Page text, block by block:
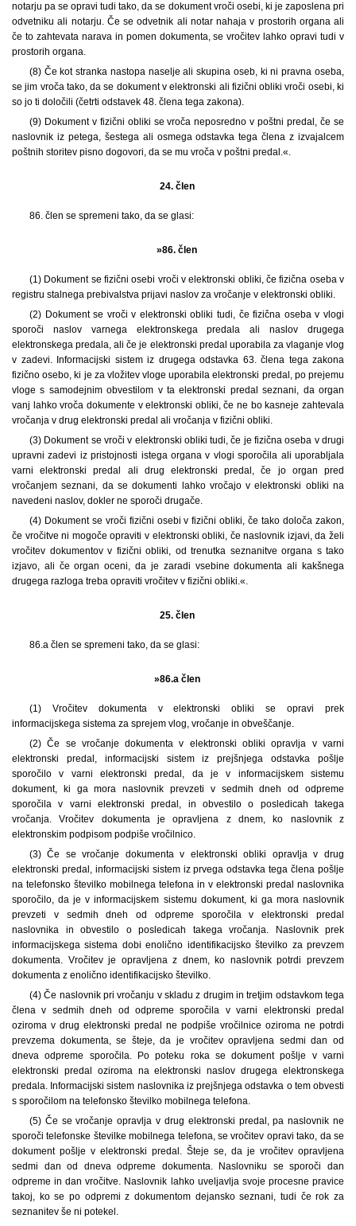
notarju pa se opravi tudi tako, da se dokument vroči osebi, ki je zaposlena pri
odvetniku ali notarju. Če se odvetnik ali notar nahaja v prostorih organa ali
če to zahtevata narava in pomen dokumenta, se vročitev lahko opravi tudi v
prostorih organa.
(8) Če kot stranka nastopa naselje ali skupina oseb, ki ni pravna oseba,
se jim vroča tako, da se dokument v elektronski ali fizični obliki vroči osebi, ki
so jo ti določili (četrti odstavek 48. člena tega zakona).
(9) Dokument v fizični obliki se vroča neposredno v poštni predal, če se
naslovnik iz petega, šestega ali osmega odstavka tega člena z izvajalcem
poštnih storitev pisno dogovori, da se mu vroča v poštni predal.«.
24. člen
86. člen se spremeni tako, da se glasi:
»86. člen
(1) Dokument se fizični osebi vroči v elektronski obliki, če fizična oseba v
registru stalnega prebivalstva prijavi naslov za vročanje v elektronski obliki.
(2) Dokument se vroči v elektronski obliki tudi, če fizična oseba v vlogi
sporoči naslov varnega elektronskega predala ali naslov drugega
elektronskega predala, ali če je elektronski predal uporabila za vlaganje vlog
v zadevi. Informacijski sistem iz drugega odstavka 63. člena tega zakona
fizično osebo, ki je za vložitev vloge uporabila elektronski predal, po prejemu
vloge s samodejnim obvestilom v ta elektronski predal seznani, da organ
vanj lahko vroča dokumente v elektronski obliki, če ne bo kasneje zahtevala
vročanja v drug elektronski predal ali vročanja v fizični obliki.
(3) Dokument se vroči v elektronski obliki tudi, če je fizična oseba v drugi
upravni zadevi iz pristojnosti istega organa v vlogi sporočila ali uporabljala
varni elektronski predal ali drug elektronski predal, če jo organ pred
vročanjem seznani, da se dokumenti lahko vročajo v elektronski obliki na
navedeni naslov, dokler ne sporoči drugače.
(4) Dokument se vroči fizični osebi v fizični obliki, če tako določa zakon,
če vročitve ni mogoče opraviti v elektronski obliki, če naslovnik izjavi, da želi
vročitev dokumentov v fizični obliki, od trenutka seznanitve organa s tako
izjavo, ali če organ oceni, da je zaradi vsebine dokumenta ali kakšnega
drugega razloga treba opraviti vročitev v fizični obliki.«.
25. člen
86.a člen se spremeni tako, da se glasi:
»86.a člen
(1) Vročitev dokumenta v elektronski obliki se opravi prek
informacijskega sistema za sprejem vlog, vročanje in obveščanje.
(2) Če se vročanje dokumenta v elektronski obliki opravlja v varni
elektronski predal, informacijski sistem iz prejšnjega odstavka pošlje
sporočilo v varni elektronski predal, da je v informacijskem sistemu
dokument, ki ga mora naslovnik prevzeti v sedmih dneh od odpreme
sporočila v varni elektronski predal, in obvestilo o posledicah takega
vročanja. Vročitev dokumenta je opravljena z dnem, ko naslovnik z
elektronskim podpisom podpiše vročilnico.
(3) Če se vročanje dokumenta v elektronski obliki opravlja v drug
elektronski predal, informacijski sistem iz prvega odstavka tega člena pošlje
na telefonsko številko mobilnega telefona in v elektronski predal naslovnika
sporočilo, da je v informacijskem sistemu dokument, ki ga mora naslovnik
prevzeti v sedmih dneh od odpreme sporočila v elektronski predal
naslovnika in obvestilo o posledicah takega vročanja. Naslovnik prek
informacijskega sistema dobi enolično identifikacijsko številko za prevzem
dokumenta. Vročitev je opravljena z dnem, ko naslovnik potrdi prevzem
dokumenta z enolično identifikacijsko številko.
(4) Če naslovnik pri vročanju v skladu z drugim in tretjim odstavkom tega
člena v sedmih dneh od odpreme sporočila v varni elektronski predal
oziroma v drug elektronski predal ne podpiše vročilnice oziroma ne potrdi
prevzema dokumenta, se šteje, da je vročitev opravljena sedmi dan od
dneva odpreme sporočila. Po poteku roka se dokument pošlje v varni
elektronski predal oziroma na elektronski naslov drugega elektronskega
predala. Informacijski sistem naslovnika iz prejšnjega odstavka o tem obvesti
s sporočilom na telefonsko številko mobilnega telefona.
(5) Če se vročanje opravlja v drug elektronski predal, pa naslovnik ne
sporoči telefonske številke mobilnega telefona, se vročitev opravi tako, da se
dokument pošlje v elektronski predal. Šteje se, da je vročitev opravljena
sedmi dan od dneva odpreme dokumenta. Naslovniku se sporoči dan
odpreme in dan vročitve. Naslovnik lahko uveljavlja svoje procesne pravice
takoj, ko se po odpremi z dokumentom dejansko seznani, tudi če rok za
seznanitev še ni potekel.